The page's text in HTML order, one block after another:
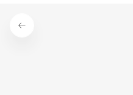
förstasidan
Tillbaka